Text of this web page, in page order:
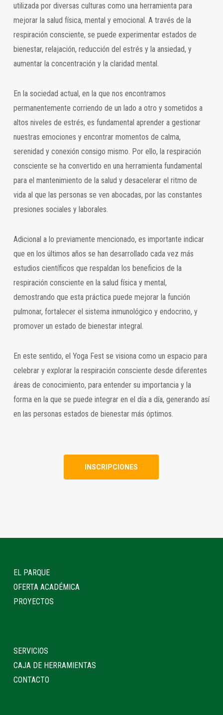
utilizada por diversas culturas como una herramienta para
mejorar la salud física, mental y emocional. A través de la
respiración consciente, se puede experimentar estados de
bienestar, relajación, reducción del estrés y la ansiedad, y
aumentar la concentración y la claridad mental.
En la sociedad actual, en la que nos encontramos
permanentemente corriendo de un lado a otro y sometidos a
altos niveles de estrés, es fundamental aprender a gestionar
nuestras emociones y encontrar momentos de calma,
serenidad y conexión consigo mismo. Por ello, la respiración
consciente se ha convertido en una herramienta fundamental
para el mantenimiento de la salud y desacelerar el ritmo de
vida al que las personas se ven abocadas, por las constantes
presiones sociales y laborales.
Adicional a lo previamente mencionado, es importante indicar
que en los últimos años se han desarrollado cada vez más
estudios científicos que respaldan los beneficios de la
respiración consciente en la salud física y mental,
demostrando que esta práctica puede mejorar la función
pulmonar, fortalecer el sistema inmunológico y endocrino, y
promover un estado de bienestar integral.
En este sentido, el Yoga Fest se visiona como un espacio para
celebrar y explorar la respiración consciente desde diferentes
áreas de conocimiento, para entender su importancia y la
forma en la que se puede integrar en el día a día, generando así
en las personas estados de bienestar más óptimos.
INSCRIPCIONES
EL PARQUE
OFERTA ACADÉMICA
PROYECTOS
SERVICIOS
CAJA DE HERRAMIENTAS
CONTACTO